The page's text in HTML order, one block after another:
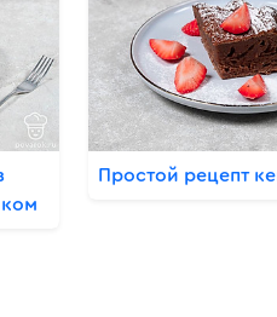
Простой рецепт